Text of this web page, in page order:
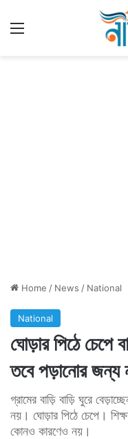
Home / News / National
National
ঘোড়ার পিঠে চেপে
তবে পড়ানোর জন্য
গ্রামের বাড়ি বাড়ি ঘুরে
নয়। ঘোড়ার পিঠে চেপে।
কোনও কারণেও নয়।